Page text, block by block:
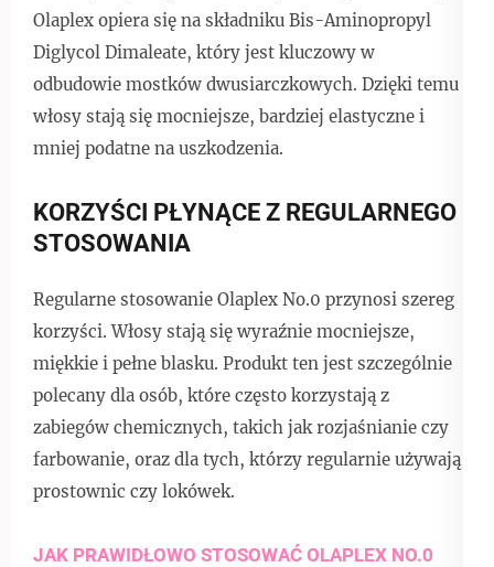
Olaplex opiera się na składniku Bis-Aminopropyl
Diglycol Dimaleate, który jest kluczowy w
odbudowie mostków dwusiarczkowych. Dzięki temu
włosy stają się mocniejsze, bardziej elastyczne i
mniej podatne na uszkodzenia.
KORZYŚCI PŁYNĄCE Z REGULARNEGO
STOSOWANIA
Regularne stosowanie Olaplex No.0 przynosi szereg
korzyści. Włosy stają się wyraźnie mocniejsze,
miękkie i pełne blasku. Produkt ten jest szczególnie
polecany dla osób, które często korzystają z
zabiegów chemicznych, takich jak rozjaśnianie czy
farbowanie, oraz dla tych, którzy regularnie używają
prostownic czy lokówek.
JAK PRAWIDŁOWO STOSOWAĆ OLAPLEX NO.0